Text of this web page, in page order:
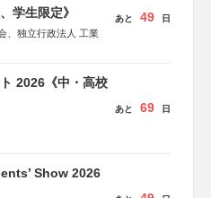
学生限定》
、独立行政法人 工業
あと 49 日
2026《中・高校
あと 69 日
Show 2026